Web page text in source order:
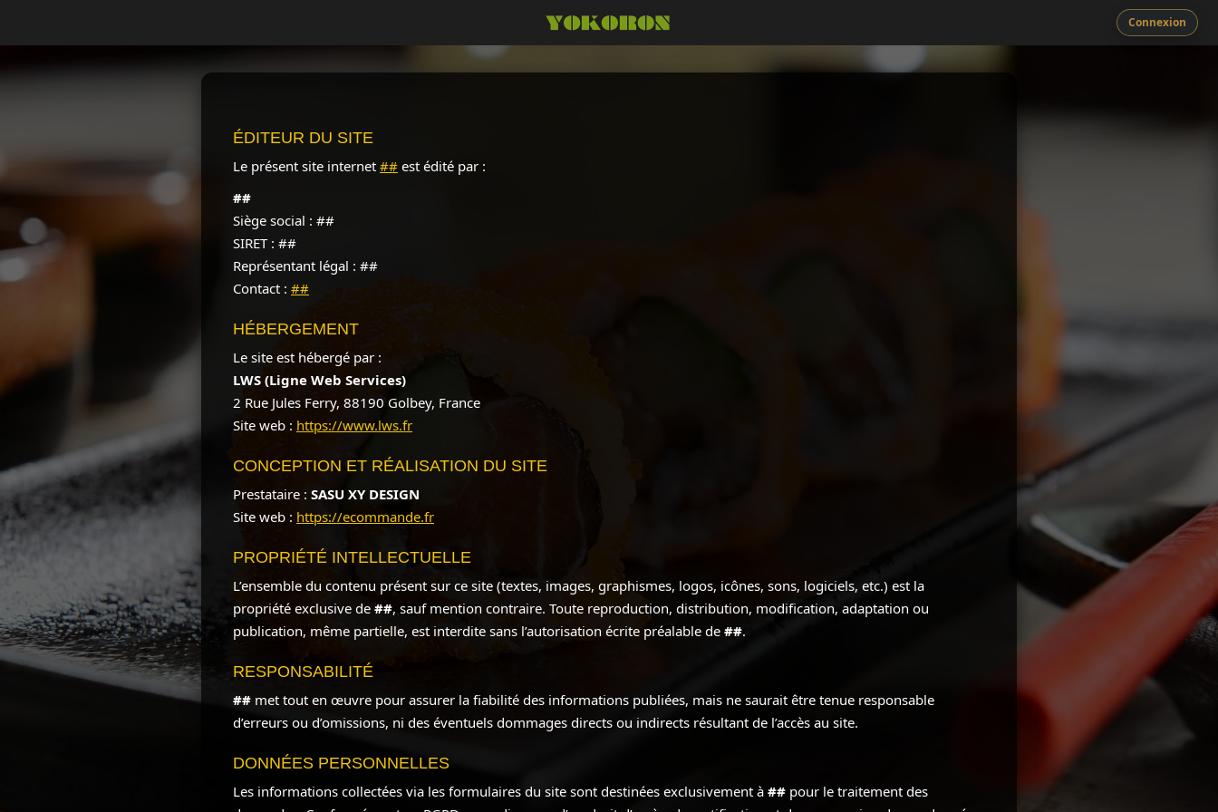
Connexion
ÉDITEUR DU SITE
Le présent site internet ## est édité par :
##
Siège social : ##
SIRET : ##
Représentant légal : ##
Contact : ##
HÉBERGEMENT
Le site est hébergé par :
LWS (Ligne Web Services)
2 Rue Jules Ferry, 88190 Golbey, France
Site web : https://www.lws.fr
CONCEPTION ET RÉALISATION DU SITE
Prestataire : SASU XY DESIGN
Site web : https://ecommande.fr
PROPRIÉTÉ INTELLECTUELLE
L’ensemble du contenu présent sur ce site (textes, images, graphismes, logos, icônes, sons, logiciels, etc.) est la
propriété exclusive de ##, sauf mention contraire. Toute reproduction, distribution, modification, adaptation ou
publication, même partielle, est interdite sans l’autorisation écrite préalable de ##.
RESPONSABILITÉ
## met tout en œuvre pour assurer la fiabilité des informations publiées, mais ne saurait être tenue responsable
d’erreurs ou d’omissions, ni des éventuels dommages directs ou indirects résultant de l’accès au site.
DONNÉES PERSONNELLES
Les informations collectées via les formulaires du site sont destinées exclusivement à ## pour le traitement des